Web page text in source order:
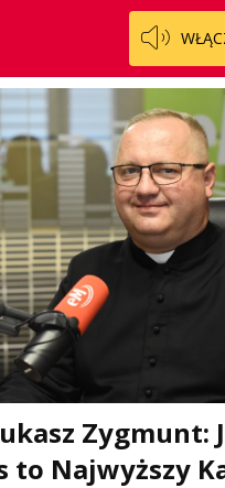
Zygmunt:
to Najwyższy